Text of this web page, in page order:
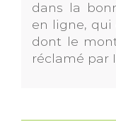
dans la
en ligne,
dont le
réclamé par